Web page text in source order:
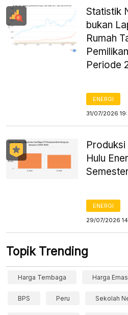
Statistik
bukan
Rumah
Periode
ENERGI
31/07/2026
Hulu
ENERGI
29/07/2026
Topik Trending
Harga Tembaga Harga
BPS Peru Sekolah